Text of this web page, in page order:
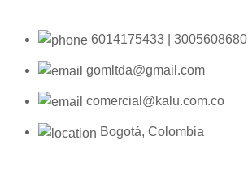
6014175433 | 3005608680
gomltda@gmail.com
comercial@kalu.com.co
Bogotá, Colombia